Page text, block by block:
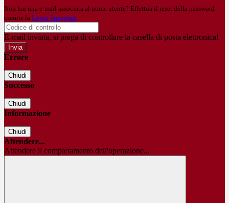
Non hai una e-mail associata al nome utente? Effettua il reset della password
tramite la Login Spaggiari
E-mail inviata, si prega di controllare la casella di posta elettronica!
Errore
Chiudi
Successo
Chiudi
Informazione
Chiudi
Attendere...
Attendere il completamento dell'operazione...